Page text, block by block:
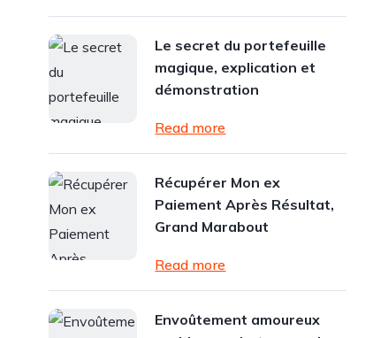
Le secret du portefeuille
magique, explication et
démonstration
Read more
Récupérer Mon ex
Paiement Après Résultat,
Grand Marabout
Read more
Envoûtement amoureux